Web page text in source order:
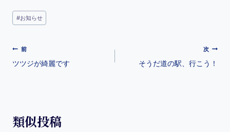
c
e
o
et
#お知らせ
前
ツツジが綺麗です
次
そうだ道の駅、行こう！
類似投稿